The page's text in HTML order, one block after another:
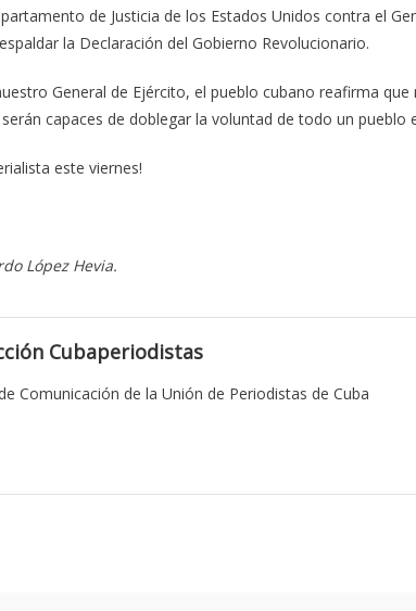
de Justicia de los Estados Unidos contra el
la Declaración del Gobierno Revolucionario.
General de Ejército, el pueblo cubano reafirma
capaces de doblegar la voluntad de todo un pueblo
este viernes!
López Hevia.
Cubaperiodistas
Comunicación de la Unión de Periodistas de Cuba